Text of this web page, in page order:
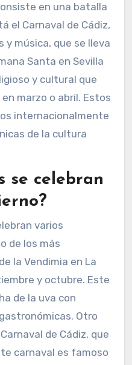
en una batalla
el Carnaval de Cádiz,
música, que se lleva
Santa en Sevilla
y cultural que
marzo o abril. Estos
internacionalmente
de la cultura
se celebran
varios
de los más
la Vendimia en La
y octubre. Este
de la uva con
Otro
de Cádiz, que
carnaval es famoso